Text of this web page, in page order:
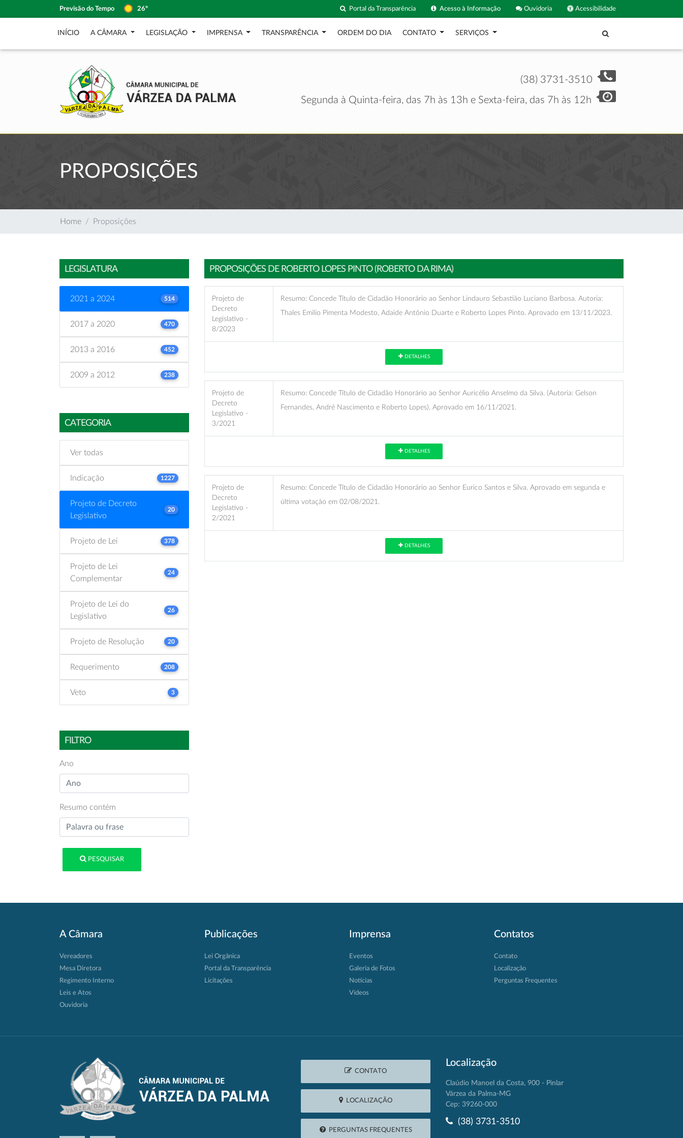
Previsão do Tempo 26º Acessibilidade
Ouvidoria
Acesso à Informação
Portal da Transparência
INÍCIO A CÂMARA LEGISLAÇÃO IMPRENSA TRANSPARÊNCIA ORDEM DO DIA CONTATO SERVIÇOS
(38) 3731-3510
Segunda à Quinta-feira, das 7h às 13h e Sexta-feira, das 7h às 12h
PROPOSIÇÕES
Home Proposições
LEGISLATURA
2021 a 2024 514
2017 a 2020 470
2013 a 2016 452
2009 a 2012 238
CATEGORIA
Ver todas
Indicação 1227
Projeto de Decreto
Legislativo
20
Projeto de Lei 378
Projeto de Lei
Complementar
24
Projeto de Lei do
Legislativo
26
Projeto de Resolução 20
Requerimento 208
Veto 3
FILTRO
Ano
Resumo contém
PESQUISAR
PROPOSIÇÕES DE ROBERTO LOPES PINTO (ROBERTO DA RIMA)
Projeto de
Decreto
Legislativo -
8/2023
Resumo: Concede Título de Cidadão Honorário ao Senhor Lindauro Sebastião Luciano Barbosa. Autoria:
Thales Emilio Pimenta Modesto, Adaide Antônio Duarte e Roberto Lopes Pinto. Aprovado em 13/11/2023.
DETALHES
Projeto de
Decreto
Legislativo -
3/2021
Resumo: Concede Título de Cidadão Honorário ao Senhor Auricélio Anselmo da Silva. (Autoria: Gelson
Fernandes, André Nascimento e Roberto Lopes). Aprovado em 16/11/2021.
DETALHES
Projeto de
Decreto
Legislativo -
2/2021
Resumo: Concede Título de Cidadão Honorário ao Senhor Eurico Santos e Silva. Aprovado em segunda e
última votação em 02/08/2021.
DETALHES
A Câmara
Vereadores
Mesa Diretora
Regimento Interno
Leis e Atos
Ouvidoria
Publicações
Lei Orgânica
Portal da Transparência
Licitações
Imprensa
Eventos
Galeria de Fotos
Notícias
Vídeos
Contatos
Contato
Localização
Perguntas Frequentes
CONTATO
LOCALIZAÇÃO
PERGUNTAS FREQUENTES
Localização
Claúdio Manoel da Costa, 900 - Pinlar
Várzea da Palma-MG
Cep: 39260-000
(38) 3731-3510